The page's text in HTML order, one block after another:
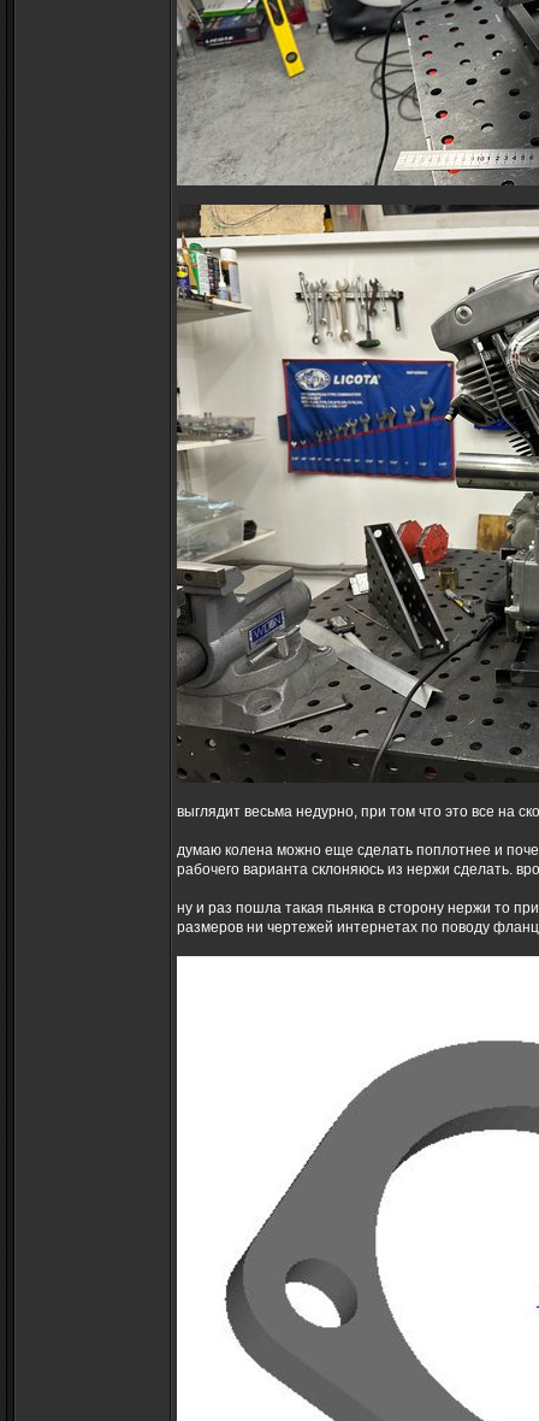
выглядит весьма недурно, при том что это все на
думаю колена можно еще сделать поплотнее и
рабочего варианта склоняюсь из нержи сделать.
ну и раз пошла такая пьянка в сторону нержи то
размеров ни чертежей интернетах по поводу